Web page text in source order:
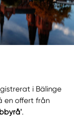
i Bälinge
en offert från
.